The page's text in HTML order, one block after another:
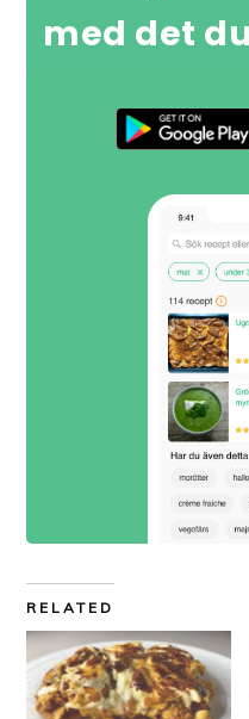
med det
RELATED